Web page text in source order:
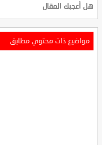
هل أعجبك المقال
مواضيع ذات محتوي مطابق